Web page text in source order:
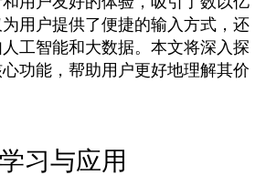
用户提供了便捷的输入方式，还
工智能和大数据。本文将深入探
功能，帮助用户更好地理解其价
习与应用